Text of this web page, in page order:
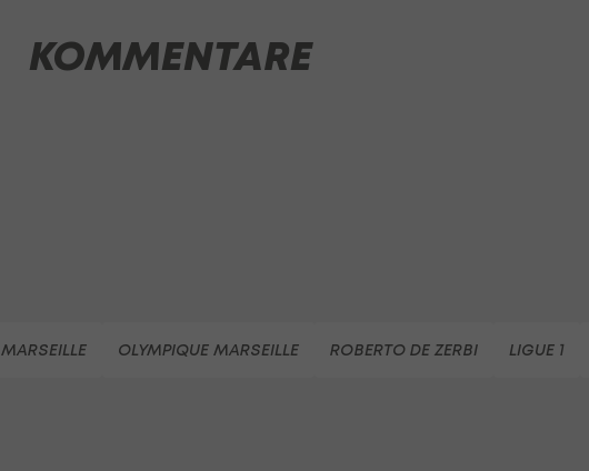
KOMMENTARE
MARSEILLE OLYMPIQUE MARSEILLE ROBERTO DE ZERBI LIGUE 1